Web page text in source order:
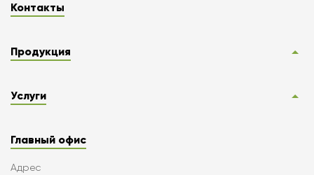
Контакты
Продукция
Услуги
Главный офис
Адрес